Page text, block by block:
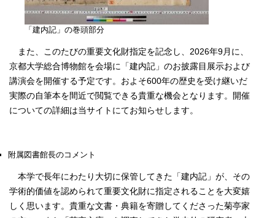
「建内記」の巻頭部分
また、このたびの重要文化財指定を記念し、2026年9月に、
京都大学総合博物館を会場に「建内記」のお披露目展示および
講演会を開催する予定です。およそ600年の歴史を受け継いだ
実際の自筆本を間近で閲覧できる貴重な機会となります。開催
についての詳細は当サイトにてお知らせします。
附属図書館長のコメント
本学で長年にわたり大切に保管してきた「建内記」が、その
学術的価値を認められて重要文化財に指定されることを大変嬉
しく思います。貴重な文書・典籍を寄贈してくださった菊亭家